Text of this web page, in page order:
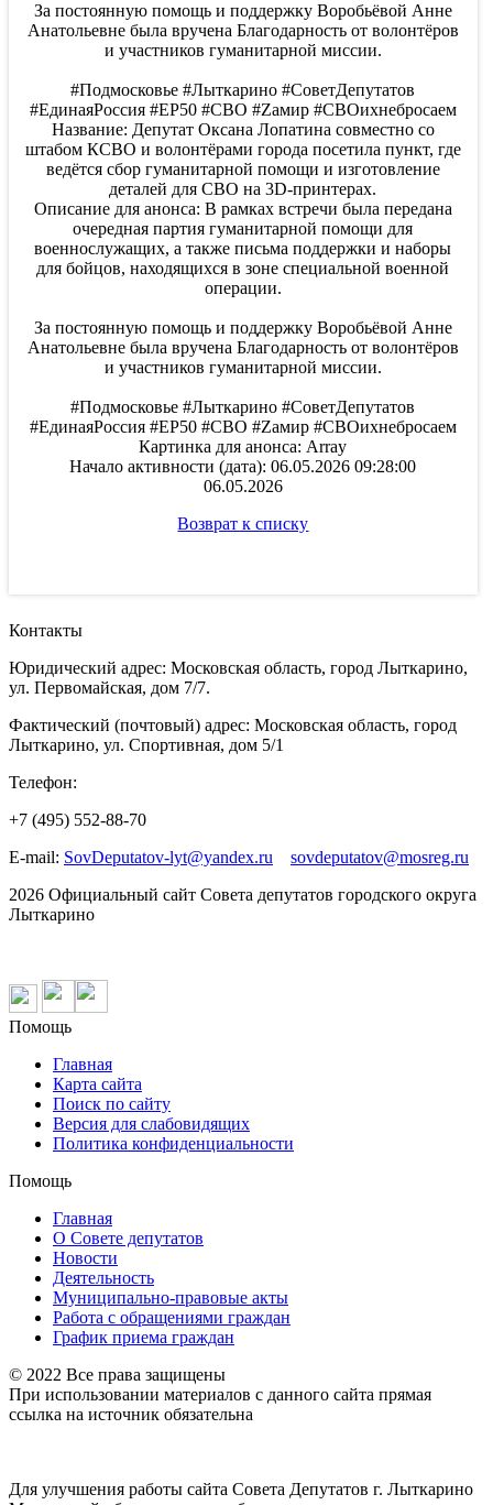
За постоянную помощь и поддержку Воробьёвой Анне
Анатольевне была вручена Благодарность от волонтёров
и участников гуманитарной миссии.
#Подмосковье #Лыткарино #СоветДепутатов
#ЕдинаяРоссия #ЕР50 #СВО #Zамир #СВОихнебросаем
Название: Депутат Оксана Лопатина совместно со
штабом КСВО и волонтёрами города посетила пункт, где
ведётся сбор гуманитарной помощи и изготовление
деталей для СВО на 3D-принтерах.
Описание для анонса: В рамках встречи была передана
очередная партия гуманитарной помощи для
военнослужащих, а также письма поддержки и наборы
для бойцов, находящихся в зоне специальной военной
операции.
За постоянную помощь и поддержку Воробьёвой Анне
Анатольевне была вручена Благодарность от волонтёров
и участников гуманитарной миссии.
#Подмосковье #Лыткарино #СоветДепутатов
#ЕдинаяРоссия #ЕР50 #СВО #Zамир #СВОихнебросаем
Картинка для анонса: Array
Начало активности (дата): 06.05.2026 09:28:00
06.05.2026
Возврат к списку
Контакты
Юридический адрес: Московская область, город Лыткарино,
ул. Первомайская, дом 7/7.
Фактический (почтовый) адрес: Московская область, город
Лыткарино, ул. Спортивная, дом 5/1
Телефон:
+7 (495) 552-88-70
E-mail: SovDeputatov-lyt@yandex.ru
sovdeputatov@mosreg.ru
2026 Официальный сайт Совета депутатов городского округа
Лыткарино
Помощь
Главная
Карта сайта
Поиск по сайту
Версия для слабовидящих
Политика конфиденциальности
Помощь
Главная
О Совете депутатов
Новости
Деятельность
Муниципально-правовые акты
Работа с обращениями граждан
График приема граждан
© 2022 Все права защищены
При использовании материалов с данного сайта прямая
ссылка на источник обязательна
Для улучшения работы сайта Совета Депутатов г. Лыткарино